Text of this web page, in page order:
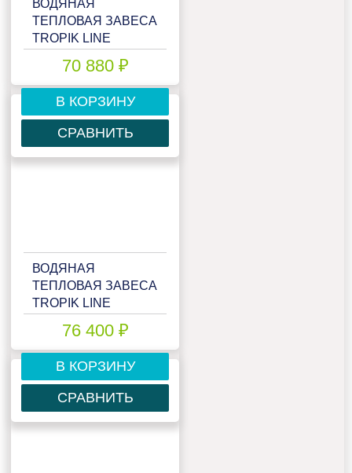
ВОДЯНАЯ
ТЕПЛОВАЯ ЗАВЕСА
TROPIK LINE
70 880 ₽
В КОРЗИНУ
СРАВНИТЬ
ВОДЯНАЯ
ТЕПЛОВАЯ ЗАВЕСА
TROPIK LINE
76 400 ₽
В КОРЗИНУ
СРАВНИТЬ